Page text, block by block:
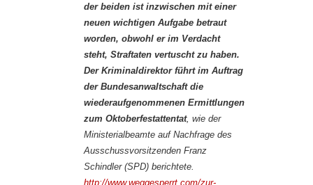
der beiden ist inzwischen mit einer
neuen wichtigen Aufgabe betraut
worden, obwohl er im Verdacht
steht, Straftaten vertuscht zu haben.
Der Kriminaldirektor führt im Auftrag
der Bundesanwaltschaft die
wiederaufgenommenen Ermittlungen
zum Oktoberfestattentat, wie der
Ministerialbeamte auf Nachfrage des
Ausschussvorsitzenden Franz
Schindler (SPD) berichtete.
http://www.weggesperrt.com/zur-